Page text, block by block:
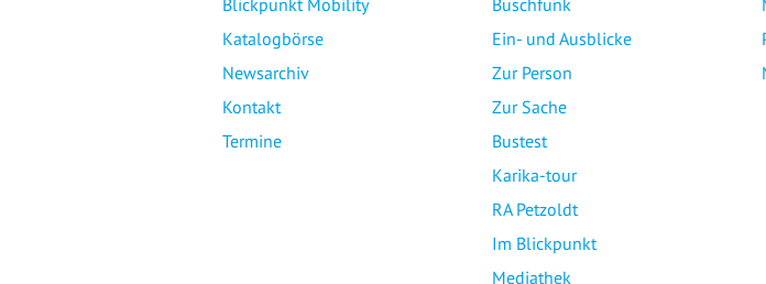
Blickpunkt Mobility
Katalogbörse
Newsarchiv
Kontakt
Termine
Buschfunk
Ein- und Ausblicke
Zur Person
Zur Sache
Bustest
Karika-tour
RA Petzoldt
Im Blickpunkt
Mediathek